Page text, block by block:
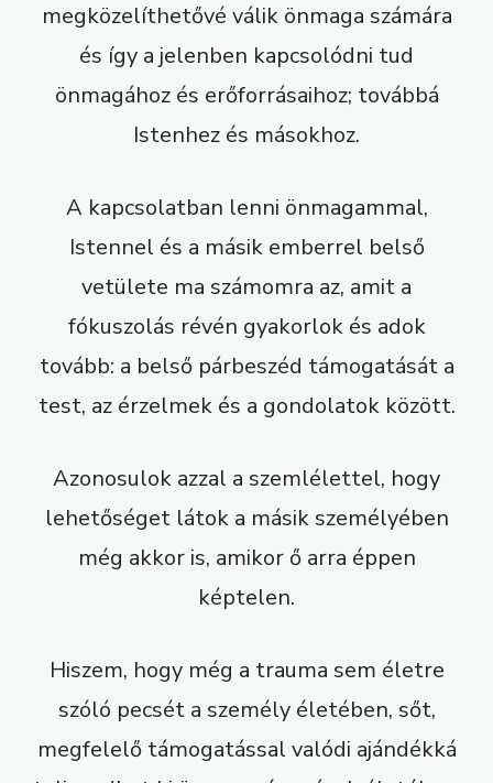
megközelíthetővé válik önmaga számára
és így a jelenben kapcsolódni tud
önmagához és erőforrásaihoz; továbbá
Istenhez és másokhoz.
A kapcsolatban lenni önmagammal,
Istennel és a másik emberrel belső
vetülete ma számomra az, amit a
fókuszolás révén gyakorlok és adok
tovább: a belső párbeszéd támogatását a
test, az érzelmek és a gondolatok között.
Azonosulok azzal a szemlélettel, hogy
lehetőséget látok a másik személyében
még akkor is, amikor ő arra éppen
képtelen.
Hiszem, hogy még a trauma sem életre
szóló pecsét a személy életében, sőt,
megfelelő támogatással valódi ajándékká